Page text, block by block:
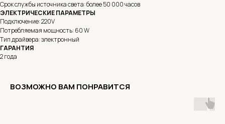
Срок службы источника света: более 50 000 часов
ЭЛЕКТРИЧЕСКИЕ ПАРАМЕТРЫ
Подключение: 220V
Потребляемая мощность: 60 W
Тип драйвера: электронный
ГАРАНТИЯ
2 года
ВОЗМОЖНО ВАМ ПОНРАВИТСЯ